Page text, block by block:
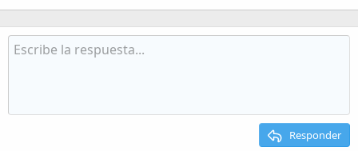
Si actualizo a la versión 20p, ¿cambiará a esta interfaz?
Responder